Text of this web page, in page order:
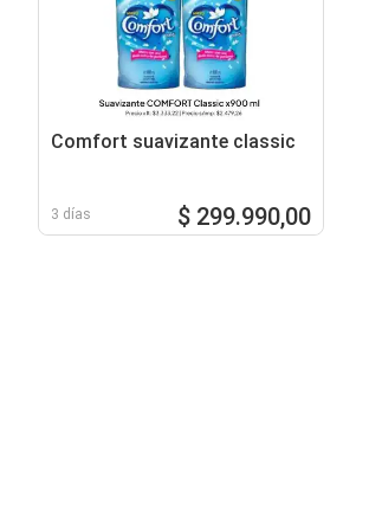
Comfort suavizante classic
3 días $ 299.990,00